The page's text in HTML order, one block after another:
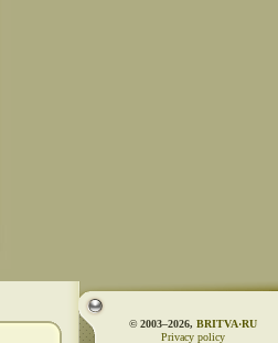
© 2003–2026, BRITVA·RU
Privacy policy